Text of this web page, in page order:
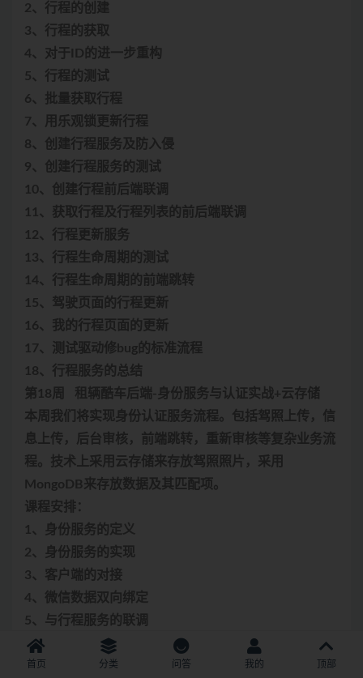
2、行程的创建
3、行程的获取
4、对于ID的进一步重构
5、行程的测试
6、批量获取行程
7、用乐观锁更新行程
8、创建行程服务及防入侵
9、创建行程服务的测试
10、创建行程前后端联调
11、获取行程及行程列表的前后端联调
12、行程更新服务
13、行程生命周期的测试
14、行程生命周期的前端跳转
15、驾驶页面的行程更新
16、我的行程页面的更新
17、测试驱动修bug的标准流程
18、行程服务的总结
第18周 租辆酷车后端-身份服务与认证实战+云存储
本周我们将实现身份认证服务流程。包括驾照上传，信
息上传，后台审核，前端跳转，重新审核等复杂业务流
程。技术上采用云存储来存放驾照照片，采用
MongoDB来存放数据及其匹配项。
课程安排：
1、身份服务的定义
2、身份服务的实现
3、客户端的对接
4、微信数据双向绑定
5、与行程服务的联调
6、云存储的简介和使用
7、用Go语言和小程序操作云存储
首页 分类 问答 我的 顶部